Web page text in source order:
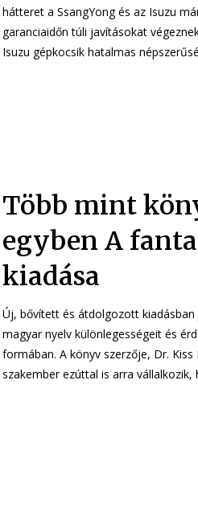
hátteret a SsangYong és az Isuzu
garanciaidőn túli javításokat végeznek, szinte azonnal. A dél-
Isuzu gépkocsik hatalmas
Több mint
egyben A
kiadása
Új, bővített és átdolgozott
magyar nyelv különlegességeit és
formában. A könyv szerzője, Dr. Kiss Róbert Richard nyelvész és kommunikációs
szakember ezúttal is arra vállalkozik,